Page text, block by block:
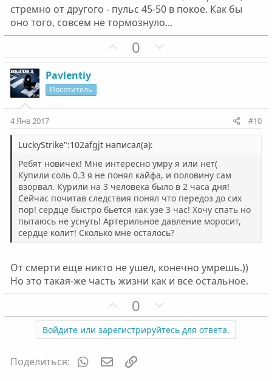
й
г
о
о
й
г
о
о
стремно от другого - пульс 45-50 в покое. Как бы
оно того, совсем не тормознуло...
П
о
т
н
ы
й
г
о
л
о
0
е
т
ы
й
г
о
л
о
Pavlentiy
Посетитель
4 Янв 2017 #10
LuckyStrike":102afgjt написал(а):
Ребят новичек! Мне интересно умру я или нет(
Купили соль 0.3 я не понял кайфа, и половину сам
взорвал. Курили на 3 человека было в 2 часа дня!
Сейчас почитав следствия понял что передоз до сих
пор! сердце быстро бьется как узе 3 час! Хочу спать но
пытаюсь не уснуть! Артерильное давление моросит,
сердце колит! Сколько мне осталось?
От смерти еще никто не ушел, конечно умрешь.))
Но это такая-же часть жизни как и все остальное.
П
о
з
т
0
е
г
Войдите или зарегистрируйтесь для ответа.
Поделиться: WhatsAppЭлектронная почта